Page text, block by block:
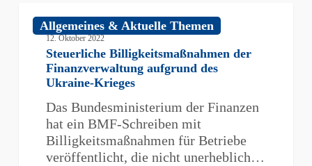
Billigkeitsmaßnahmen
Finanzverwaltung
aufgrund
Ukraine-
Krieges
Allgemeines & Aktuelle Themen
12. Oktober 2022
Steuerliche Billigkeitsmaßnahmen der
Finanzverwaltung aufgrund des
Ukraine-Krieges
Das Bundesministerium der Finanzen
hat ein BMF-Schreiben mit
Billigkeitsmaßnahmen für Betriebe
veröffentlicht, die nicht unerheblich…